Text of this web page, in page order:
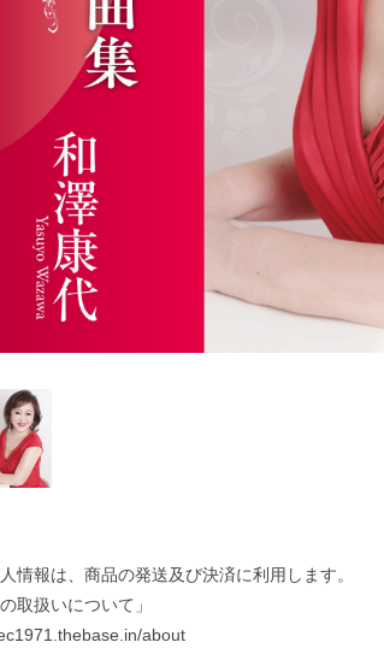
情報は、商品の発送及び決済に利用します。
取扱いについて」
about